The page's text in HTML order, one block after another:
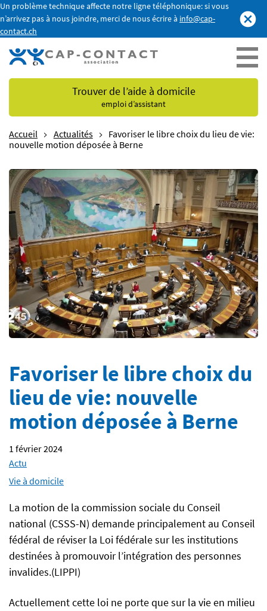
Un problème technique affecte notre ligne téléphonique: si vous
n’arrivez pas à nous joindre, merci de nous écrire à info@cap-
contact.ch
Trouver de l’aide à domicile
emploi d’assistant
Accueil Actualités
Favoriser le libre choix du lieu de vie:
nouvelle motion déposée à Berne
Favoriser le libre choix du
lieu de vie: nouvelle
motion déposée à Berne
1 février 2024
Actu
Vie à domicile
La motion de la commission sociale du Conseil
national (CSSS-N) demande principalement au Conseil
fédéral de réviser la Loi fédérale sur les institutions
destinées à promouvoir l’intégration des personnes
invalides.(LIPPI)
Actuellement cette loi ne porte que sur la vie en milieu